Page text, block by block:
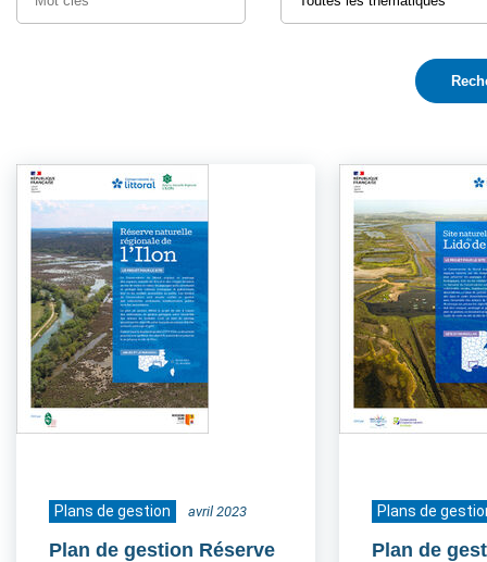
Plans de gestion avril 2023
Plan de gestion Réserve
Plans de
Plan de